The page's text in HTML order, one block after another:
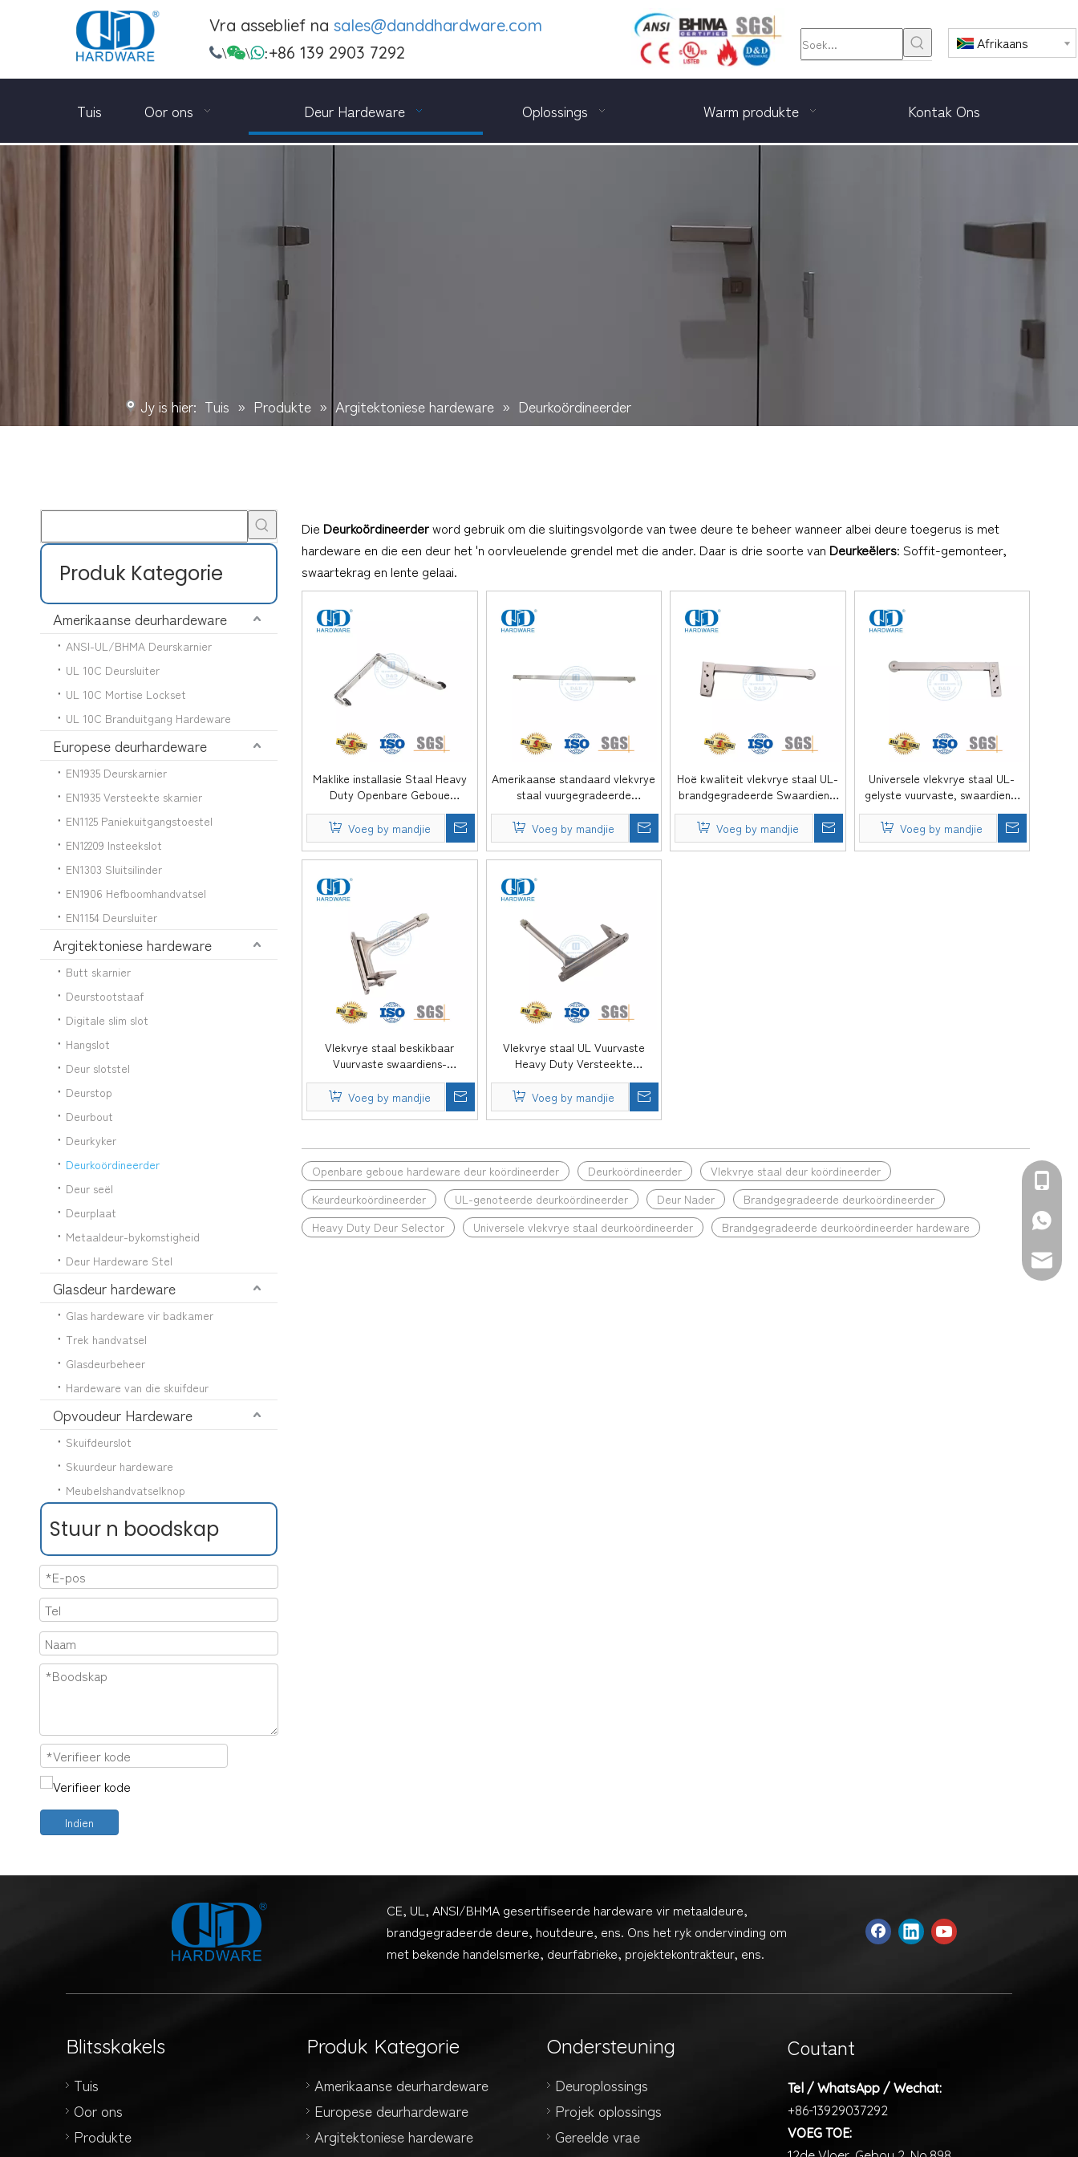
Vra asseblief na sales@danddhardware.com
\\:+86 139 2903 7292 Afrikaans
Tuis Oor ons Deur Hardeware Oplossings Warm produkte Kontak Ons
Jy is hier: Tuis » Produkte » Argitektoniese hardeware » Deurkoördineerder
Produk Kategorie
Amerikaanse deurhardeware
ANSI-UL/BHMA Deurskarnier
UL 10C Deursluiter
UL 10C Mortise Lockset
UL 10C Branduitgang Hardeware
Europese deurhardeware
EN1935 Deurskarnier
EN1935 Versteekte skarnier
EN1125 Paniekuitgangstoestel
EN12209 Insteekslot
EN1303 Sluitsilinder
EN1906 Hefboomhandvatsel
EN1154 Deursluiter
Argitektoniese hardeware
Butt skarnier
Deurstootstaaf
Digitale slim slot
Hangslot
Deur slotstel
Deurstop
Deurbout
Deurkyker
Deurkoördineerder
Deur seël
Deurplaat
Metaaldeur-bykomstigheid
Deur Hardeware Stel
Glasdeur hardeware
Glas hardeware vir badkamer
Trek handvatsel
Glasdeurbeheer
Hardeware van die skuifdeur
Opvoudeur Hardeware
Skuifdeurslot
Skuurdeur hardeware
Meubelshandvatselknop
Stuur n boodskap
Indien
Die Deurkoördineerderword gebruik om die sluitingsvolgorde van twee deure te beheer wanneer albei deure toegerus is met
hardeware en die een deur het 'n oorvleuelende grendel met die ander. Daar is drie soorte van Deurkeëlers: Soffit-gemonteer,
swaartekrag en lente gelaai.
Maklike installasie Staal Heavy
Duty Openbare Geboue
Hardeware Deur Sluiter Selector
Deur Koördineerder Vir Kantoor
Hospitaal Deur-DDDR004
Voeg by mandjie
Amerikaanse standaard vlekvrye
staal vuurgegradeerde
swaardiensverstelbaar sonder
afstandbeheerkieserdeurkoördineerder
vir skoolhoteldeur-DDDR003
Voeg by mandjie
Hoë kwaliteit vlekvrye staal UL-
brandgegradeerde Swaardiens,
nie-handig gladde
kiesdeurkoördineerder vir
houtmetaaldeur-DDDR002-B
Voeg by mandjie
Universele vlekvrye staal UL-
gelyste vuurvaste, swaardiens,
nie-
handseleksiedeurkoördineerder
vir dubbeldeur-DDDR002-A
Voeg by mandjie
Vlekvrye staal beskikbaar
Vuurvaste swaardiens-
hardeware Nie-hand-
omkeerbare swaartekrag-
deurkieser-deurkoördineerder vir
Voeg by mandjie
Vlekvrye staal UL Vuurvaste
Heavy Duty Versteekte
Openbare Geboue Hardeware
Kieser Deurkoördineerder vir
houtmetaaldeur-DDDR001-9
Voeg by mandjie
Openbare geboue hardeware deur koördineerder Deurkoördineerder
Vlekvrye staal deur koördineerder
Keurdeurkoördineerder
UL-genoteerde deurkoördineerder Deur Nader
Brandgegradeerde deurkoördineerder
Heavy Duty Deur Selector
Universele vlekvrye staal deurkoördineerder Brandgegradeerde deurkoördineerder hardeware
CE, UL, ANSI/BHMA gesertifiseerde hardeware vir metaaldeure,
brandgegradeerde deure, houtdeure, ens. Ons het ryk ondervinding om
met bekende handelsmerke, deurfabrieke, projektekontrakteur, ens.
Blitsskakels
Tuis
Oor ons
Produkte
Produk Kategorie
Amerikaanse deurhardeware
Europese deurhardeware
Argitektoniese hardeware
Ondersteuning
Deuroplossings
Projek oplossings
Gereelde vrae
Coutant
Tel / WhatsApp / Wechat:
+86-13929037292
VOEG TOE:
+86-
+86-